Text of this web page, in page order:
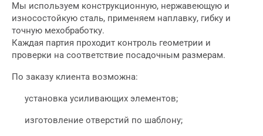
Мы используем конструкционную, нержавеющую и
износостойкую сталь, применяем наплавку, гибку и
точную мехобработку.
Каждая партия проходит контроль геометрии и
проверки на соответствие посадочным размерам.
По заказу клиента возможна:
установка усиливающих элементов;
изготовление отверстий по шаблону;